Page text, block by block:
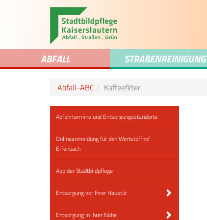
ABFALL STRAßENREINIGUNG
Abfall-ABC Kaffeefilter
Abfuhrtermine und Entsorgungsstandorte
Onlineanmeldung für den Wertstoffhof
Erfenbach
App der Stadtbildpflege
Entsorgung vor Ihrer Haustür
Entsorgung in Ihrer Nähe